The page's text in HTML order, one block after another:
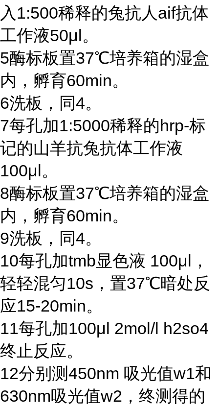
入 1:500稀释的兔抗人aif抗体
工作液50μl。
5酶标板置37℃培养箱的湿盒
内，孵育60min。
6洗板，同4。
7每孔加1:5000稀释的hrp-标
记的山羊抗兔抗体工作液
100μl。
8酶标板置37℃培养箱的湿盒
内，孵育60min。
9洗板，同4。
10每孔加tmb显色液 100μl ，
轻轻混匀10s ，置37℃暗处反
应15-20min。
11每孔加100μl 2mol/l h2so4
终止反应。
12分别测 450nm 吸光值w1和
630nm吸光值w2 ，终测得的